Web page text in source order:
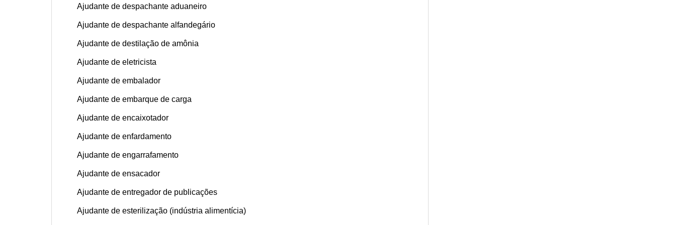
Ajudante de despachante aduaneiro
Ajudante de despachante alfandegário
Ajudante de destilação de amônia
Ajudante de eletricista
Ajudante de embalador
Ajudante de embarque de carga
Ajudante de encaixotador
Ajudante de enfardamento
Ajudante de engarrafamento
Ajudante de ensacador
Ajudante de entregador de publicações
Ajudante de esterilização (indústria alimentícia)